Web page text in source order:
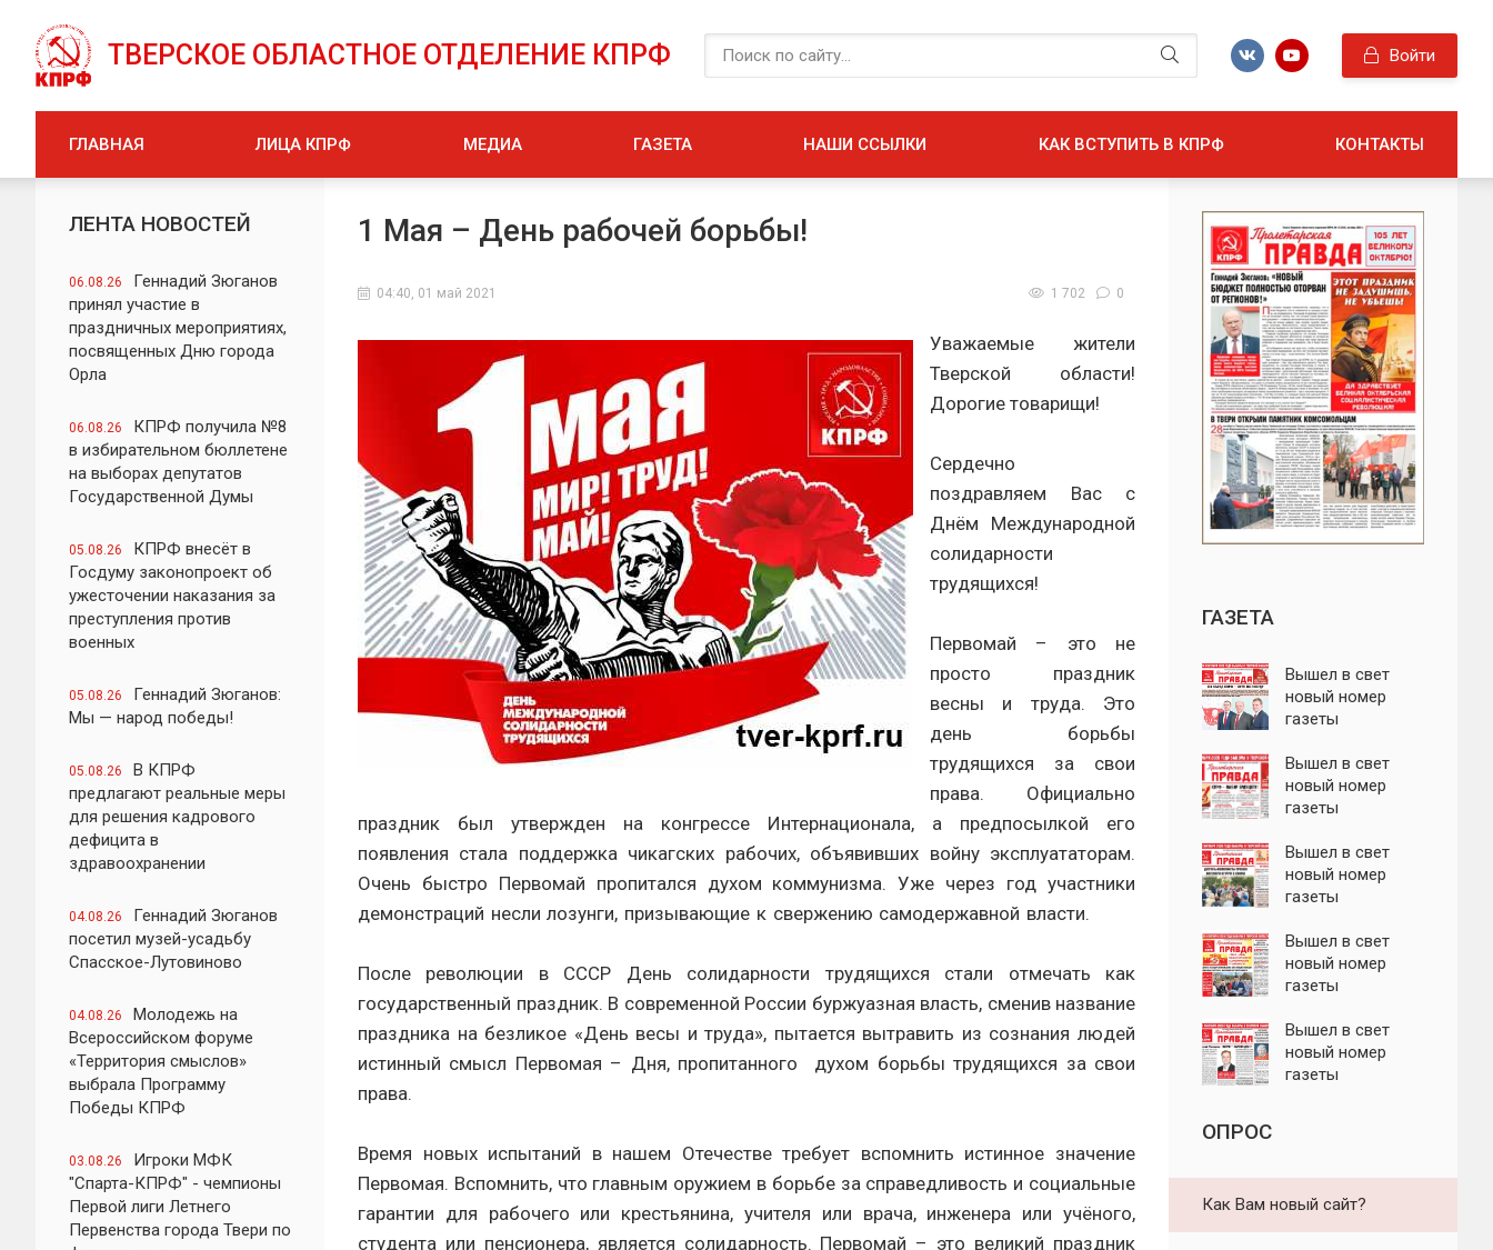
ТВЕРСКОЕ ОБЛАСТНОЕ ОТДЕЛЕНИЕ КПРФ Войти
ГЛАВНАЯ ЛИЦА КПРФ МЕДИА ГАЗЕТА НАШИ ССЫЛКИ КАК ВСТУПИТЬ В КПРФ КОНТАКТЫ
ЛЕНТА НОВОСТЕЙ
06.08.26
Геннадий Зюганов
принял участие в
праздничных мероприятиях,
посвященных Дню города
Орла
06.08.26
КПРФ получила №8
в избирательном бюллетене
на выборах депутатов
Государственной Думы
05.08.26
КПРФ внесёт в
Госдуму законопроект об
ужесточении наказания за
преступления против
военных
05.08.26
Геннадий Зюганов:
Мы — народ победы!
05.08.26
В КПРФ
предлагают реальные меры
для решения кадрового
дефицита в
здравоохранении
04.08.26
Геннадий Зюганов
посетил музей-усадьбу
Спасское-Лутовиново
04.08.26
Молодежь на
Всероссийском форуме
«Территория смыслов»
выбрала Программу
Победы КПРФ
03.08.26
Игроки МФК
"Спарта-КПРФ" - чемпионы
Первой лиги Летнего
Первенства города Твери по
1 Мая – День рабочей борьбы!
04:40, 01 май 2021 1 702 0
Уважаемые жители
Тверской области!
Дорогие товарищи!
Сердечно
поздравляем Вас с
Днём Международной
солидарности
трудящихся!
Первомай – это не
просто праздник
весны и труда. Это
день борьбы
трудящихся за свои
права. Официально
праздник был утвержден на конгрессе Интернационала, а предпосылкой его
появления стала поддержка чикагских рабочих, объявивших войну эксплуататорам.
Очень быстро Первомай пропитался духом коммунизма. Уже через год участники
демонстраций несли лозунги, призывающие к свержению самодержавной власти.
После революции в СССР День солидарности трудящихся стали отмечать как
государственный праздник. В современной России буржуазная власть, сменив название
праздника на безликое «День весы и труда», пытается вытравить из сознания людей
истинный смысл Первомая – Дня, пропитанного духом борьбы трудящихся за свои
права.
Время новых испытаний в нашем Отечестве требует вспомнить истинное значение
Первомая. Вспомнить, что главным оружием в борьбе за справедливость и социальные
гарантии для рабочего или крестьянина, учителя или врача, инженера или учёного,
студента или пенсионера, является солидарность. Первомай – это великий праздник
ГАЗЕТА
Вышел в свет
новый номер
газеты
правда"
Вышел в свет
новый номер
газеты
правда"
Вышел в свет
новый номер
газеты
правда"
Вышел в свет
новый номер
газеты
правда"
Вышел в свет
новый номер
газеты
ОПРОС
Как Вам новый сайт?